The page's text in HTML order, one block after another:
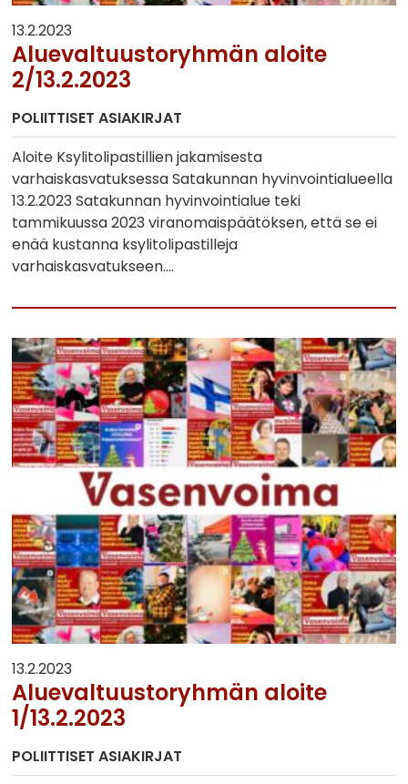
13.2.2023
Aluevaltuustoryhmän aloite
2/13.2.2023
POLIITTISET ASIAKIRJAT
Aloite Ksylitolipastillien jakamisesta
varhaiskasvatuksessa Satakunnan hyvinvointialueella
13.2.2023 Satakunnan hyvinvointialue teki
tammikuussa 2023 viranomaispäätöksen, että se ei
enää kustanna ksylitolipastilleja
varhaiskasvatukseen….
13.2.2023
Aluevaltuustoryhmän aloite
1/13.2.2023
POLIITTISET ASIAKIRJAT